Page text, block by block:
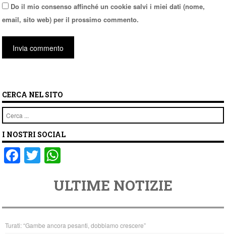
Do il mio consenso affinché un cookie salvi i miei dati (nome,
email, sito web) per il prossimo commento.
CERCA NEL SITO
Cerca
I NOSTRI SOCIAL
F
a
e
b
T
wi
er
at
s
A
ULTIME NOTIZIE
Turati: “Gambe ancora pesanti, dobbiamo crescere”